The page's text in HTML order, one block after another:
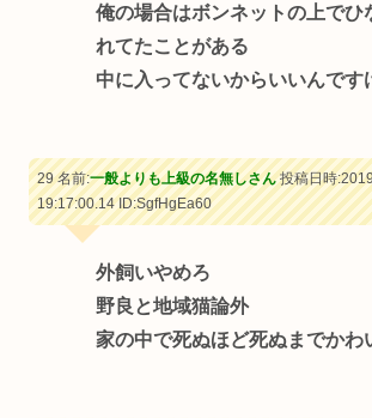
俺の場合はボンネットの上でひ
れてたことがある
中に入ってないからいいんで
29 名前:一般よりも上級の名無しさん投稿日時
19:17:00.14ID:SgfHgEa60
外飼いやめろ
野良と地域猫論外
家の中で死ぬほど死ぬまでかわ